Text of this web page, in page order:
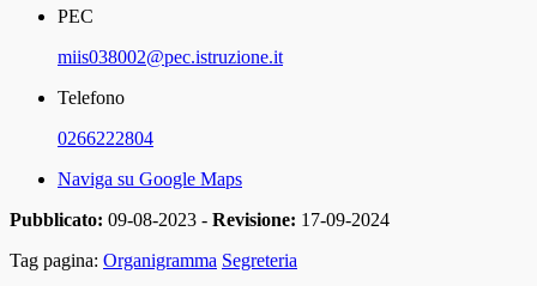
PEC
miis038002@pec.istruzione.it
Telefono
0266222804
Naviga su Google Maps
Pubblicato: 09-08-2023 - Revisione: 17-09-2024
Tag pagina: Organigramma Segreteria